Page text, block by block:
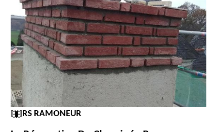
RS RAMONEUR